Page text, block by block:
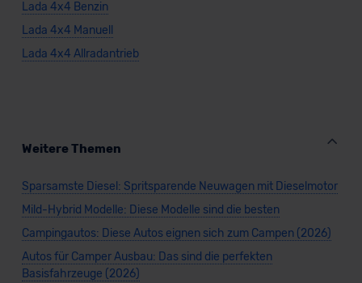
Datenschutzerklärung
Lada 4x4 Benzin
Lada 4x4 Manuell
Lada 4x4 Allradantrieb
Weitere Themen
Sparsamste Diesel: Spritsparende Neuwagen mit Dieselmotor
Mild-Hybrid Modelle: Diese Modelle sind die besten
Campingautos: Diese Autos eignen sich zum Campen (2026)
Autos für Camper Ausbau: Das sind die perfekten
Basisfahrzeuge (2026)